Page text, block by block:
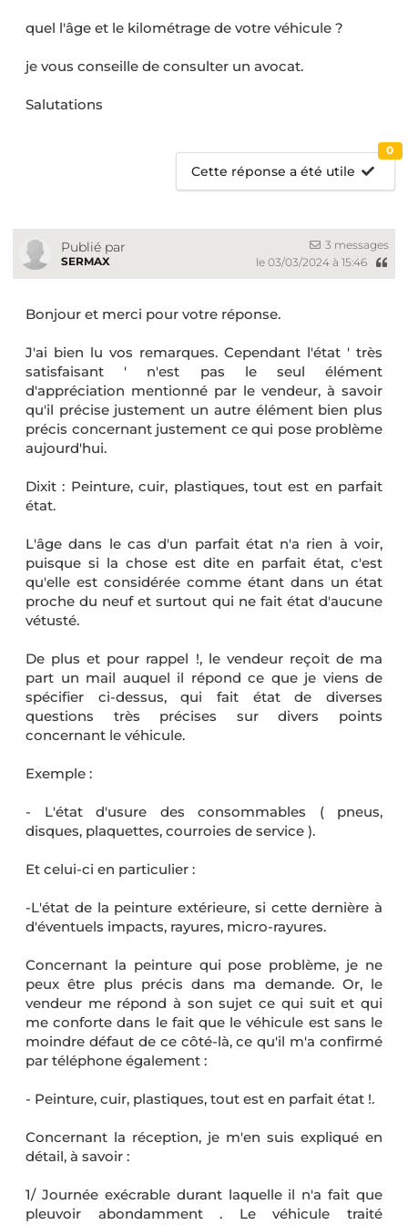
quel l'âge et le kilométrage de votre véhicule ?
je vous conseille de consulter un avocat.
Salutations
Cette réponse a été utile
0
Publié par
SERMAX
3 messages
le 03/03/2024 à 15:46
Bonjour et merci pour votre réponse.
J'ai bien lu vos remarques. Cependant l'état ' très
satisfaisant ' n'est pas le seul élément
d'appréciation mentionné par le vendeur, à savoir
qu'il précise justement un autre élément bien plus
précis concernant justement ce qui pose problème
aujourd'hui.
Dixit : Peinture, cuir, plastiques, tout est en parfait
état.
L'âge dans le cas d'un parfait état n'a rien à voir,
puisque si la chose est dite en parfait état, c'est
qu'elle est considérée comme étant dans un état
proche du neuf et surtout qui ne fait état d'aucune
vétusté.
De plus et pour rappel !, le vendeur reçoit de ma
part un mail auquel il répond ce que je viens de
spécifier ci-dessus, qui fait état de diverses
questions très précises sur divers points
concernant le véhicule.
Exemple :
- L'état d'usure des consommables ( pneus,
disques, plaquettes, courroies de service ).
Et celui-ci en particulier :
-L'état de la peinture extérieure, si cette dernière à
d'éventuels impacts, rayures, micro-rayures.
Concernant la peinture qui pose problème, je ne
peux être plus précis dans ma demande. Or, le
vendeur me répond à son sujet ce qui suit et qui
me conforte dans le fait que le véhicule est sans le
moindre défaut de ce côté-là, ce qu'il m'a confirmé
par téléphone également :
- Peinture, cuir, plastiques, tout est en parfait état !.
Concernant la réception, je m'en suis expliqué en
détail, à savoir :
1/ Journée exécrable durant laquelle il n'a fait que
pleuvoir abondamment . Le véhicule traité